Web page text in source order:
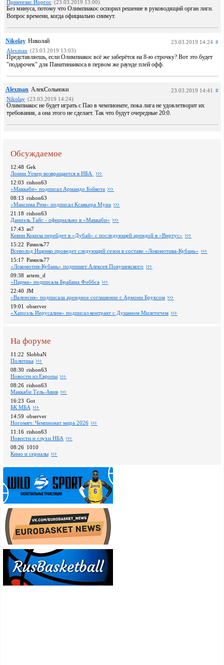
Принтезис Йоргос (23.03.2019 13:00)
Без минуса, потому что Олимпиакос оспорил решение в руководящий орган лиги.
Вопрос времени, когда официально снимут.
Nikolay Николай 23.03.2019 14:24 #
Alexman (23.03.2019 13:03)
Представляешь, если Олимпиакос всё же заберётся на 8-ю строчку? Вот это будет
"подарочек" для Панатинаикоса в первом же раунде плей офф.
Alexman АлекСольноки 23.03.2019 14:41 #
Nikolay (23.03.2019 14:24)
Олимпиакос не будет играть с Пао в чемпионате, пока лига не удовлетворит их
требования, а она этого не сделает. Так что будут очередные 20:0.
Обсуждаемое
12:48 Gek
Лонни Уокер возвращается в НБА
12:03 rishon63
«Маккаби» подписал Армандо Бэйкота
08:13 rishon63
«Максима Рим» подписал Ксавьера Муна
21:18 rishon63
Даниэль Тайс - официально в «Маккаби»
17:43 as7
Кевин Кокила перейдет в «Дубай» с последующей арендой в «Виртус»
15:22 Рамиль77
Всеволод Ищенко проведет следующий сезон в составе «Локомотива-Кубань»
15:17 Рамиль77
«Локомотив-Кубань» подпишет Алексея Покушевского
09:38 artem_d
«Парма» подписала Брайана Фоббса
22:40 JM
«Валенсия» подписала арендное соглашение с Армони Бруксом
19:01 observer
«Хапоэль Иерусалим» подписал контракт с Душаном Милетичем
На форуме
11:22 SlobbaN
Политика
08:30 rishon63
Новости из Европы
08:26 rishon63
Маккаби Тель-Авив
16:23 Got
БК МБА
14:59 observer
Ногомяч: Чемпионат мира 2026
11:16 rishon63
Новости и слухи НБА
08:26 1010
Кино и сериалы